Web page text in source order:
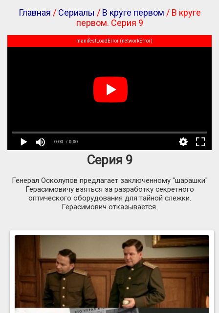
Главная / Сериалы / В круге первом / В круге
первом. Серия 9
0:00 / 0:00
manifestLoadError (networkError)
Серия 9
Генерал Осколупов предлагает заключенному "шарашки"
Герасимовичу взяться за разработку секретного
оптического оборудования для тайной слежки.
Герасимович отказывается.